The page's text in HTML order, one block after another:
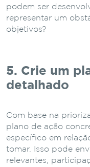
podem ser
representar um
objetivos?
5. Crie um
detalhado
Com base na
plano de ação
específico em
tomar. Isso pode
relevantes,